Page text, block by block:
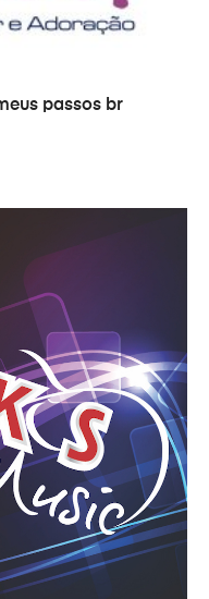
passos br